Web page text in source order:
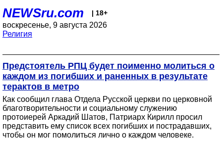
NEWSru.com | 18+
воскресенье, 9 августа 2026
Религия
Предстоятель РПЦ будет поименно молиться о
каждом из погибших и раненных в результате
терактов в метро
Как сообщил глава Отдела Русской церкви по церковной
благотворительности и социальному служению
протоиерей Аркадий Шатов, Патриарх Кирилл просил
представить ему список всех погибших и пострадавших,
чтобы он мог помолиться лично о каждом человеке.